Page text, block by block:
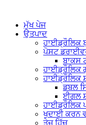
ਮੁੱਖ ਪੇਜ
ਉਤਪਾਦ
ਹਾਈਡ੍ਰੌਲਿਕ
ਪੋਸਟ
ਬਾਕਸ
ਹਾਈਡ੍ਰੌਲਿਕ
ਹਾਈਡ੍ਰੌਲਿਕ
ਡਬਲ
ਈਗਲ
ਹਾਈਡ੍ਰੌਲਿਕ
ਖੁਦਾਈ ਕਰਨ
ਤੇਜ਼ ਹਿੱਚ